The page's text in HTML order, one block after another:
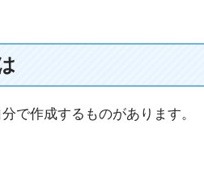
で作成するものがあります。